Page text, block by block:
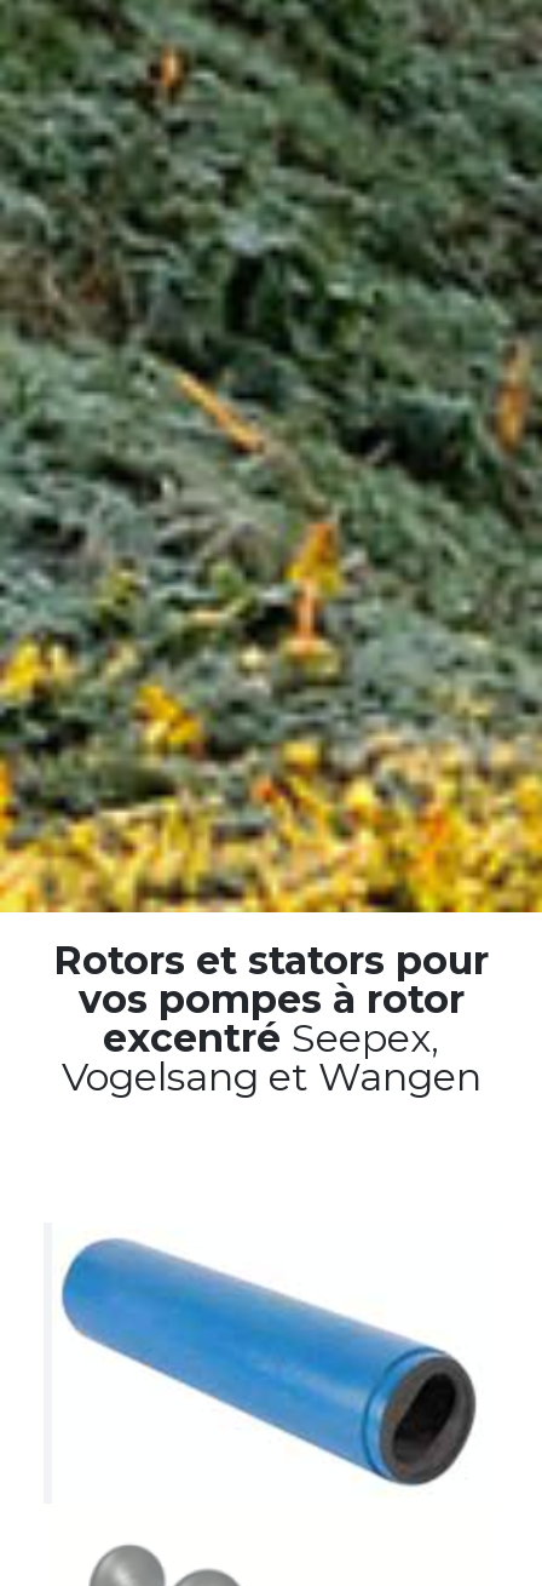
Rotors et stators pour
vos pompes à rotor
excentré Seepex,
Vogelsang et Wangen